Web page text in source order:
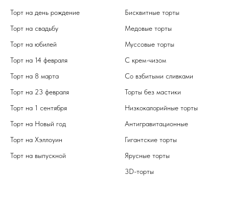
Торт на день рождение
Торт на свадьбу
Торт на юбилей
Торт на 14 февраля
Торт на 8 марта
Торт на 23 февраля
Торт на 1 сентября
Торт на Новый год
Торт на Хэллоуин
Торт на выпускной
Бисквитные торты
Медовые торты
Муссовые торты
С крем-чизом
Со взбитыми сливками
Торты без мастики
Низкокалорийные торты
Антигравитационные
Гигантские торты
Ярусные торты
3D-торты